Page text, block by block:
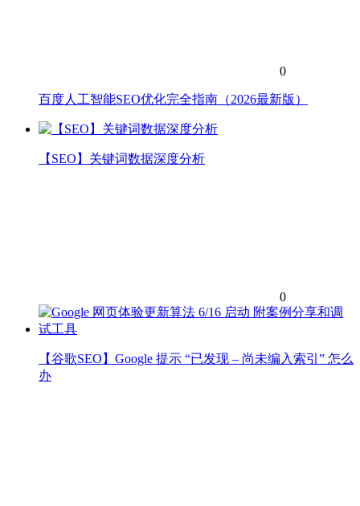
0
百度人工智能SEO优化完全指南（2026最新版）
【SEO】关键词数据深度分析
0
【谷歌SEO】Google 提示 “已发现 – 尚未编入索引” 怎么
办